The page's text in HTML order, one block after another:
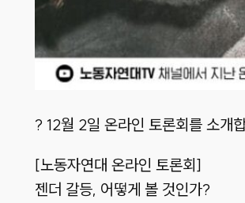
? 12월 2일 온라인 토론회를 소개
[노동자연대 온라인 토론회]
젠더 갈등, 어떻게 볼 것인가?